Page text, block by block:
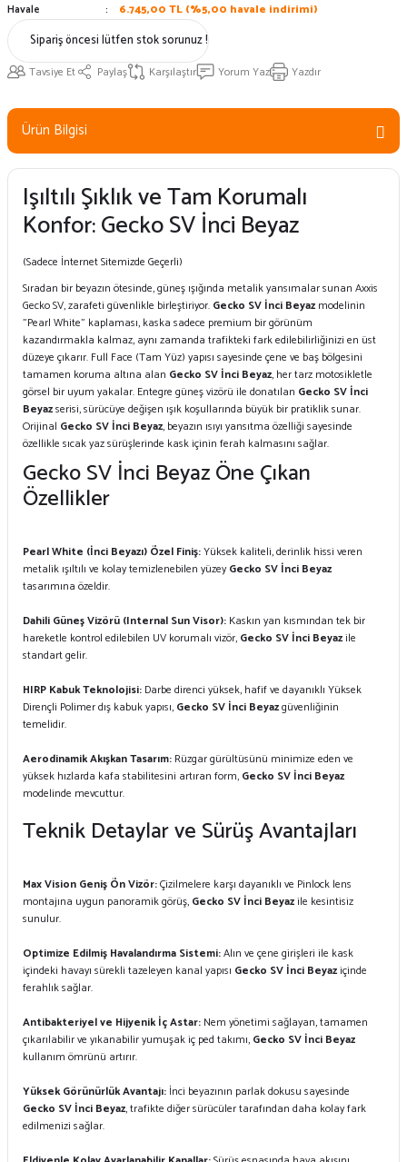
Havale
6.745,00 TL (%5,00 havale indirimi)
Sipariş öncesi lütfen stok sorunuz !
Tavsiye Et Paylaş Karşılaştır Yorum Yaz Yazdır
Ürün Bilgisi
Işıltılı Şıklık ve Tam Korumalı
Konfor: Gecko SV İnci Beyaz
(Sadece İnternet Sitemizde Geçerli)
Sıradan bir beyazın ötesinde, güneş ışığında metalik yansımalar sunan Axxis
Gecko SV, zarafeti güvenlikle birleştiriyor. Gecko SV İnci Beyaz modelinin
"Pearl White" kaplaması, kaska sadece premium bir görünüm
kazandırmakla kalmaz, aynı zamanda trafikteki fark edilebilirliğinizi en üst
düzeye çıkarır. Full Face (Tam Yüz) yapısı sayesinde çene ve baş bölgesini
tamamen koruma altına alan Gecko SV İnci Beyaz, her tarz motosikletle
görsel bir uyum yakalar. Entegre güneş vizörü ile donatılan Gecko SV İnci
Beyazserisi, sürücüye değişen ışık koşullarında büyük bir pratiklik sunar.
Orijinal Gecko SV İnci Beyaz, beyazın ısıyı yansıtma özelliği sayesinde
özellikle sıcak yaz sürüşlerinde kask içinin ferah kalmasını sağlar.
Gecko SV İnci Beyaz Öne Çıkan
Özellikler
Pearl White (İnci Beyazı) Özel Finiş:Yüksek kaliteli, derinlik hissi veren
metalik ışıltılı ve kolay temizlenebilen yüzeyGecko SV İnci Beyaz
tasarımına özeldir.
Dahili Güneş Vizörü (Internal Sun Visor): Kaskın yan kısmından tek bir
hareketle kontrol edilebilen UV korumalı vizör, Gecko SV İnci Beyazile
standart gelir.
HIRP Kabuk Teknolojisi: Darbe direnci yüksek, hafif ve dayanıklı Yüksek
Dirençli Polimer dış kabuk yapısı, Gecko SV İnci Beyazgüvenliğinin
temelidir.
Aerodinamik Akışkan Tasarım: Rüzgar gürültüsünü minimize eden ve
yüksek hızlarda kafa stabilitesini artıran form, Gecko SV İnci Beyaz
modelinde mevcuttur.
Teknik Detaylar ve Sürüş Avantajları
Max Vision Geniş Ön Vizör:Çizilmelere karşı dayanıklı ve Pinlock lens
montajına uygun panoramik görüş, Gecko SV İnci Beyazile kesintisiz
sunulur.
Optimize Edilmiş Havalandırma Sistemi:Alın ve çene girişleri ile kask
içindeki havayı sürekli tazeleyen kanal yapısı Gecko SV İnci Beyaziçinde
ferahlık sağlar.
Antibakteriyel ve Hijyenik İç Astar: Nem yönetimi sağlayan, tamamen
çıkarılabilir ve yıkanabilir yumuşak iç ped takımı, Gecko SV İnci Beyaz
kullanım ömrünü artırır.
Yüksek Görünürlük Avantajı: İnci beyazının parlak dokusu sayesinde
Gecko SV İnci Beyaz, trafikte diğer sürücüler tarafından daha kolay fark
edilmenizi sağlar.